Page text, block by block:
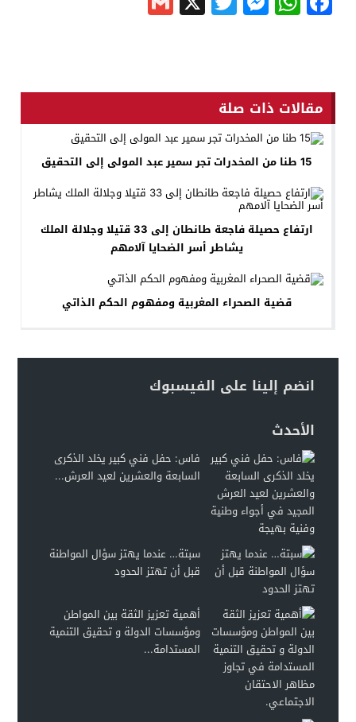
مقالات ذات صلة
15 طنا من المخدرات تجر سمير عبد المولى إلى التحقيق
ارتفاع حصيلة فاجعة طانطان إلى 33 قتيلا وجلالة الملك
يشاطر أسر الضحايا آلامهم
قضية الصحراء المغربية ومفهوم الحكم الذاتي
انضم إلينا على الفيسبوك
الأحدث
فاس: حفل فني كبير يخلد الذكرى
السابعة والعشرين لعيد العرش...
سبتة… عندما يهتز سؤال المواطنة
قبل أن تهتز الحدود
أهمية تعزيز الثقة بين المواطن
ومؤسسات الدولة و تحقيق التنمية
المستدامة...